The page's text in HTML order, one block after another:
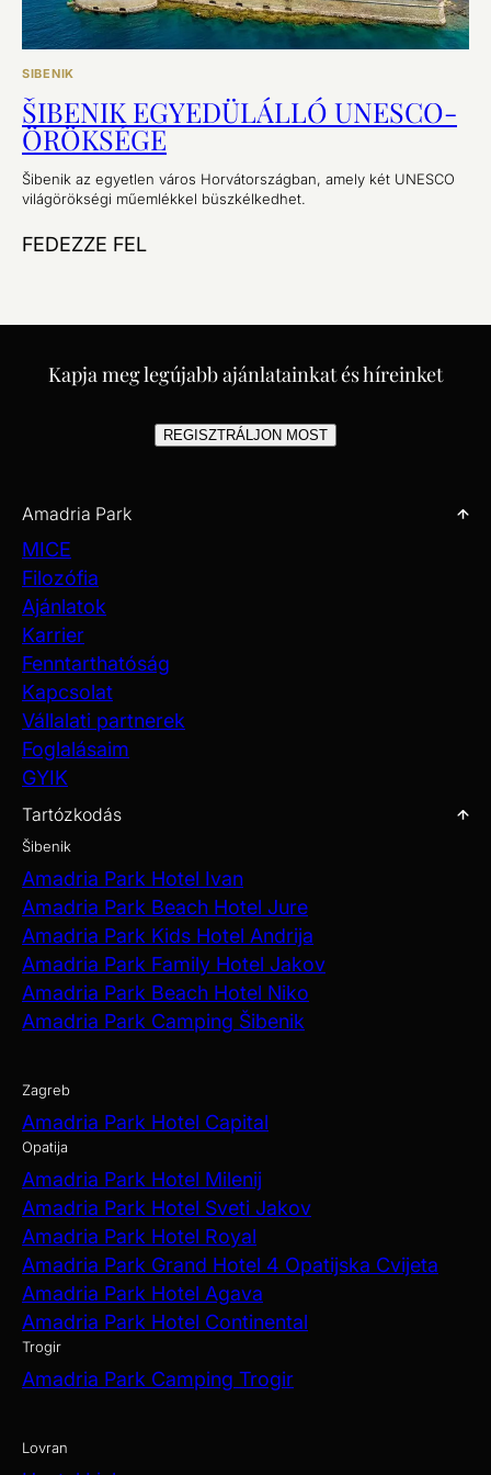
SIBENIK
ŠIBENIK EGYEDÜLÁLLÓ UNESCO-
ÖRÖKSÉGE
Šibenik az egyetlen város Horvátországban, amely két UNESCO
világörökségi műemlékkel büszkélkedhet.
FEDEZZE FEL
Kapja meg legújabb ajánlatainkat és híreinket
REGISZTRÁLJON MOST
Amadria Park
MICE
Filozófia
Ajánlatok
Karrier
Fenntarthatóság
Kapcsolat
Vállalati partnerek
Foglalásaim
GYIK
Tartózkodás
Šibenik
Amadria Park Hotel Ivan
Amadria Park Beach Hotel Jure
Amadria Park Kids Hotel Andrija
Amadria Park Family Hotel Jakov
Amadria Park Beach Hotel Niko
Amadria Park Camping Šibenik
Zagreb
Amadria Park Hotel Capital
Opatija
Amadria Park Hotel Milenij
Amadria Park Hotel Sveti Jakov
Amadria Park Hotel Royal
Amadria Park Grand Hotel 4 Opatijska Cvijeta
Amadria Park Hotel Agava
Amadria Park Hotel Continental
Trogir
Amadria Park Camping Trogir
Lovran